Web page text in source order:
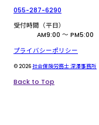
055-287-6290
受付時間（平日）
AM9:00 〜 PM5:00
プライバシーポリシー
© 2026社会保険労務士 深澤事務所
Back to Top